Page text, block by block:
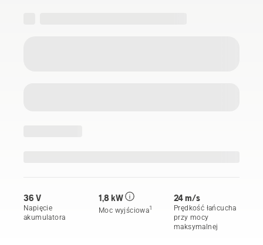
36 V
Napięcie
akumulatora
1,8 kW
Moc wyjściowa1
24 m/s
Prędkość łańcucha
przy mocy
maksymalnej